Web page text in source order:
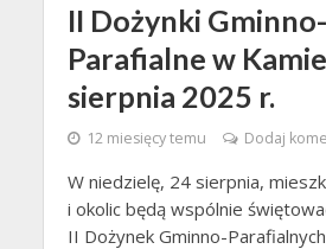
II Dożynki Gminno-
Parafialne w
sierpnia 2025 r.
12 miesięcy temu Dodaj
W niedzielę, 24 sierpnia,
i okolic będą wspólnie
II Dożynek Gminno-